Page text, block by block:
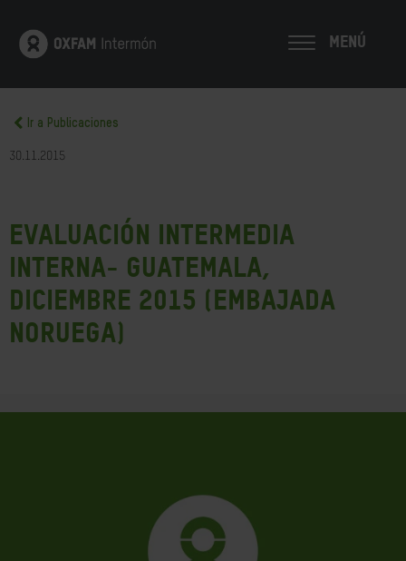
MENÚ
Ir a Publicaciones
30.11.2015
Evaluación intermedia
interna- Guatemala,
diciembre 2015 (Embajada
Noruega)